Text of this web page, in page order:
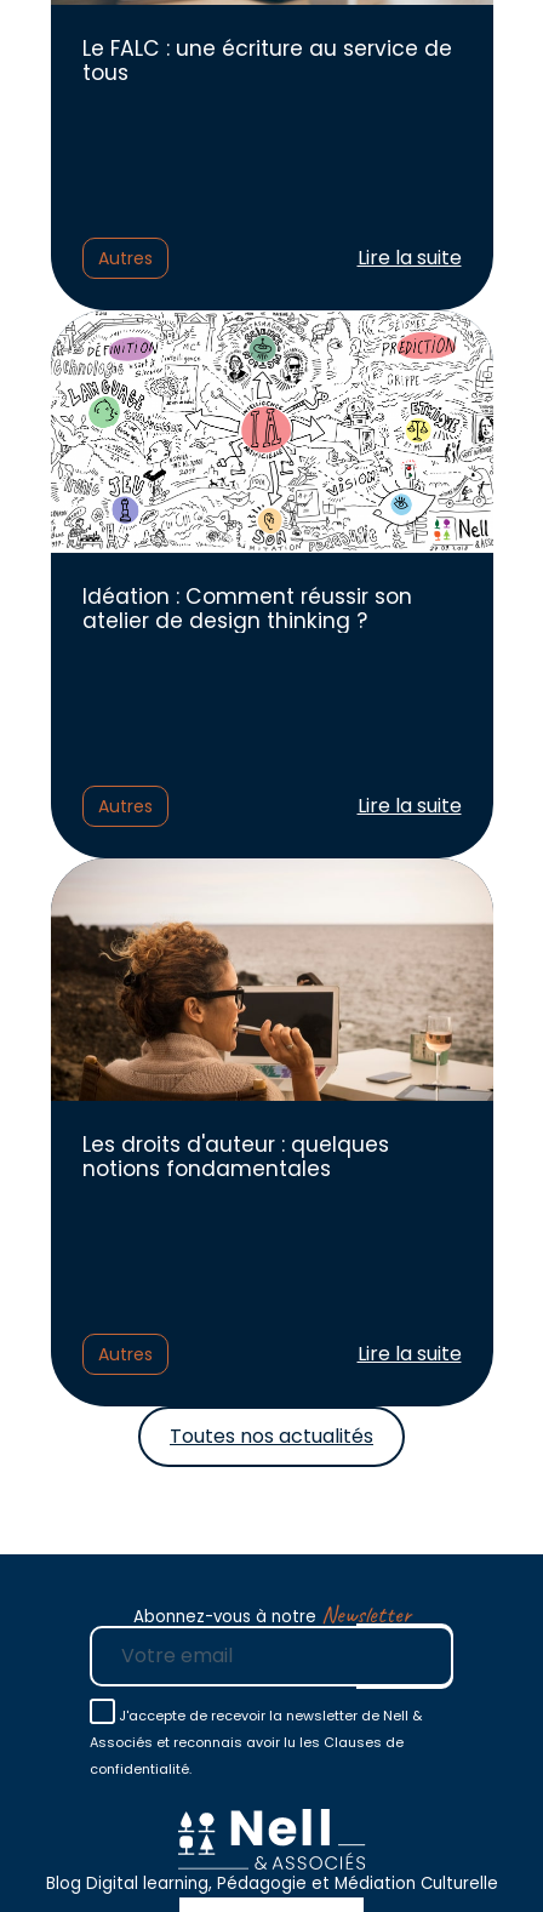
Le FALC : une écriture au service de
tous
Autres Lire l'article :
Lire la suite
Idéation : Comment réussir son
atelier de design thinking ?
Autres Lire l'article :
Lire la suite
Les droits d'auteur : quelques
notions fondamentales
Autres Lire l'article :
Lire la suite
Toutes nos actualités
Abonnez-vous à notre Newsletter
E-mail
J'accepte de recevoir la newsletter de Nell &
Associés et reconnais avoir lu les Clauses de
confidentialité.
Blog Digital learning, Pédagogie et Médiation Culturelle